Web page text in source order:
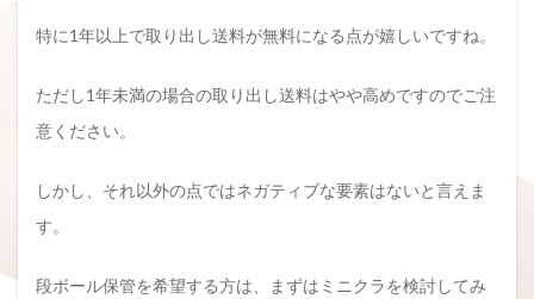
特に1年以上で取り出し送料が無料になる点が嬉しいですね。
ただし1年未満の場合の取り出し送料はやや高めですのでご注
意ください。
しかし、それ以外の点ではネガティブな要素はないと言えま
す。
段ボール保管を希望する方は、まずはミニクラを検討してみ